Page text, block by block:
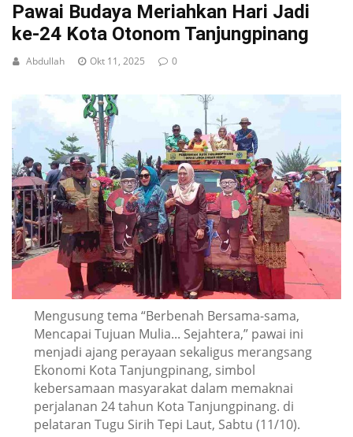
Pawai Budaya Meriahkan Hari Jadi
ke-24 Kota Otonom Tanjungpinang
Abdullah Okt 11, 2025 0
Mengusung tema “Berbenah Bersama-sama,
Mencapai Tujuan Mulia... Sejahtera,” pawai ini
menjadi ajang perayaan sekaligus merangsang
Ekonomi Kota Tanjungpinang, simbol
kebersamaan masyarakat dalam memaknai
perjalanan 24 tahun Kota Tanjungpinang. di
pelataran Tugu Sirih Tepi Laut, Sabtu (11/10).